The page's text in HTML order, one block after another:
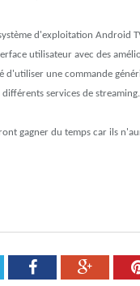
d'exploitation Android
utilisateur avec des
une commande
services de streaming.
gagner du temps car ils
Facebook